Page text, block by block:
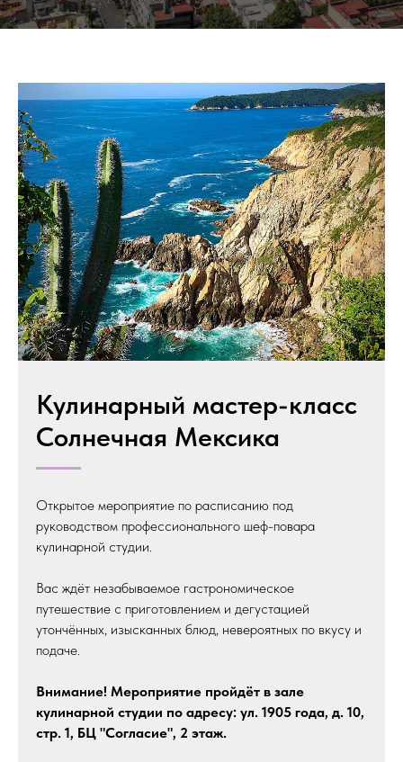
Кулинарный мастер-класс
Солнечная Мексика
Открытое мероприятие по расписанию под
руководством профессионального шеф-повара
кулинарной студии.
Вас ждёт незабываемое гастрономическое
путешествие с приготовлением и дегустацией
утончённых, изысканных блюд, невероятных по вкусу и
подаче.
Внимание! Мероприятие пройдёт в зале
кулинарной студии по адресу: ул. 1905 года, д. 10,
стр. 1, БЦ "Согласие", 2 этаж.